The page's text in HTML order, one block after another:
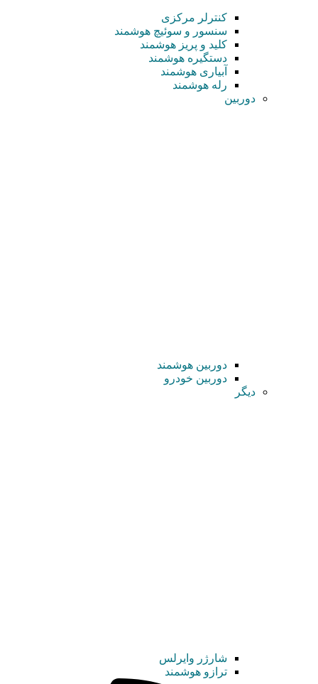
کنترلر مرکزی
سنسور و سوئیچ هوشمند
کلید و پریز هوشمند
دستگیره هوشمند
آبیاری هوشمند
رله هوشمند
دوربین
دوربین هوشمند
دوربین خودرو
دیگر
شارژر وایرلس
ترازو هوشمند